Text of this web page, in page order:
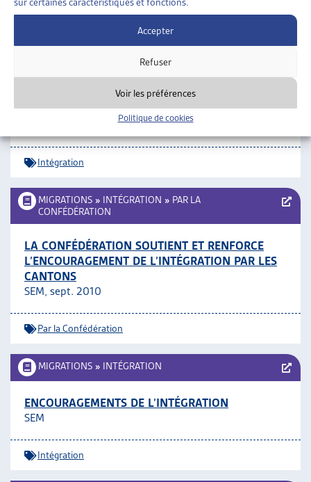
Accepter
Refuser
Voir les préférences
Politique de cookies
INTÉGRATION
DES PONTS SUR LA BROYE
Projet Vaud-Fribourg d’intégration, communiqué de
Intégration
MIGRATIONS » INTÉGRATION » PAR LA
CONFÉDÉRATION
LA CONFÉDÉRATION SOUTIENT ET RENFORCE
L’ENCOURAGEMENT DE L’INTÉGRATION PAR LES
CANTONS
SEM, sept. 2010
Par la Confédération
MIGRATIONS » INTÉGRATION
ENCOURAGEMENTS DE L’INTÉGRATION
SEM
Intégration